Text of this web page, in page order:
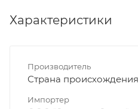
Характеристики
Производитель
Страна
Импортер